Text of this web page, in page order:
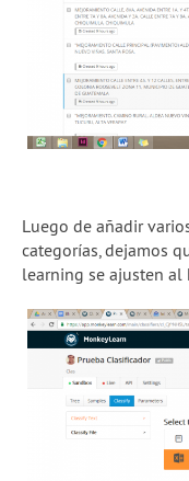
Luego de añadir
categorías, dejamos
learning se ajusten al